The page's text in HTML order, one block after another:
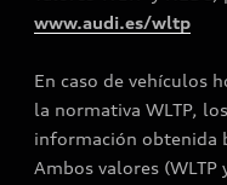
www.audi.es/wltp
En caso de vehículos
la normativa WLTP,
información obtenida
Ambos valores